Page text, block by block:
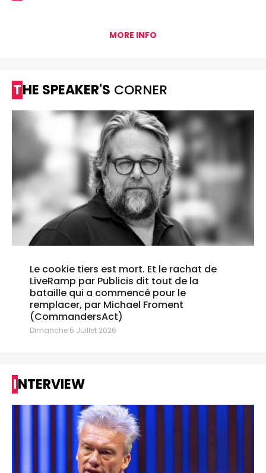
MORE INFO
THE SPEAKER'S CORNER
Le cookie tiers est mort. Et le rachat de
LiveRamp par Publicis dit tout de la
bataille qui a commencé pour le
remplacer, par Michael Froment
(CommandersAct)
Dimanche 5 Juillet 2026
INTERVIEW